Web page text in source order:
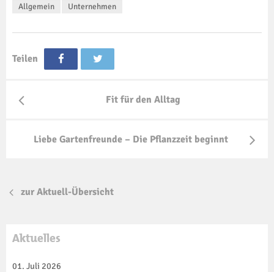
Allgemein Unternehmen
Teilen
Fit für den Alltag
Liebe Gartenfreunde – Die Pflanzzeit beginnt
zur Aktuell-Übersicht
Aktuelles
01. Juli 2026